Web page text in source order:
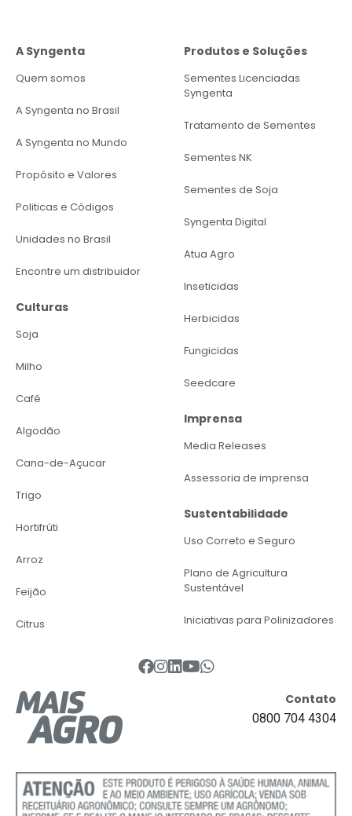
A Syngenta
Quem somos
A Syngenta no Brasil
A Syngenta no Mundo
Propósito e Valores
Politicas e Códigos
Unidades no Brasil
Encontre um distribuidor
Culturas
Soja
Milho
Café
Algodão
Cana-de-Açucar
Trigo
Hortifrúti
Arroz
Feijão
Citrus
Produtos e Soluções
Sementes Licenciadas
Syngenta
Tratamento de Sementes
Sementes NK
Sementes de Soja
Syngenta Digital
Atua Agro
Inseticidas
Herbicidas
Fungicidas
Seedcare
Imprensa
Media Releases
Assessoria de imprensa
Sustentabilidade
Uso Correto e Seguro
Plano de Agricultura
Sustentável
Iniciativas para Polinizadores
Contato
0800 704 4304